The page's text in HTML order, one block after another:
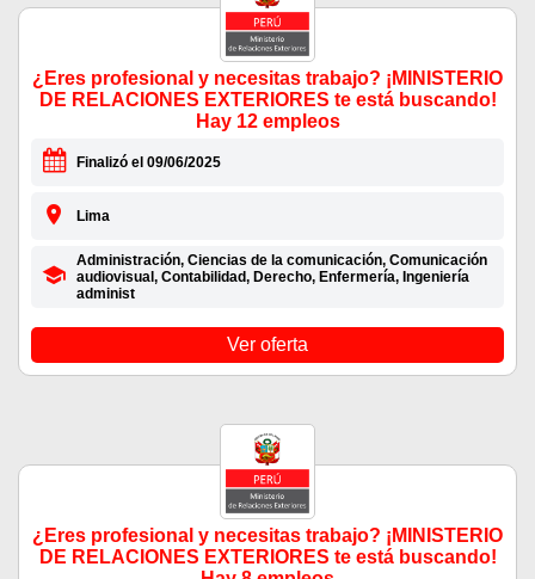
¿Eres profesional y necesitas trabajo? ¡MINISTERIO
DE RELACIONES EXTERIORES te está buscando!
Hay 12 empleos
Finalizó el 09/06/2025
Lima
Administración, Ciencias de la comunicación, Comunicación
audiovisual, Contabilidad, Derecho, Enfermería, Ingeniería
administ
Ver oferta
¿Eres profesional y necesitas trabajo? ¡MINISTERIO
DE RELACIONES EXTERIORES te está buscando!